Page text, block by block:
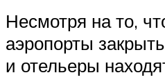
Несмотря на то,
аэропорты
и отельеры